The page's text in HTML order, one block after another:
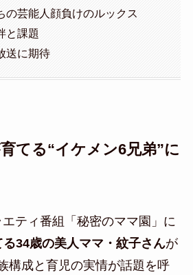
の芸能人顔負けのルックス
と課題
送に期待
てる“イケメン6兄弟”に
ティ番組「秘密のママ園」に
34歳の美人ママ・紋子さんが
構成と育児の実情が話題を呼